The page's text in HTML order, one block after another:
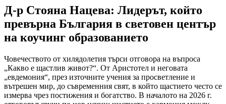
Д-р Стояна Нацева: Лидерът, който
превърна България в световен център
на коучинг образованието
Човечеството от хилядолетия търси отговора на въпроса
„Какво е щастлив живот?“. От Аристотел и неговата
„евдемония“, през източните учения за просветление и
вътрешен мир, до съвременния свят, в който щастието често се
измерва чрез постижения и богатство. В началото на 2026 г.